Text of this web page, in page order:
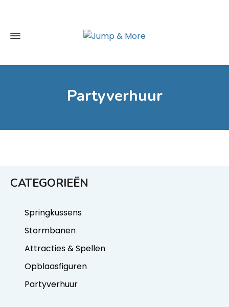
Partyverhuur
CATEGORIEËN
Springkussens
Stormbanen
Attracties & Spellen
Opblaasfiguren
Partyverhuur